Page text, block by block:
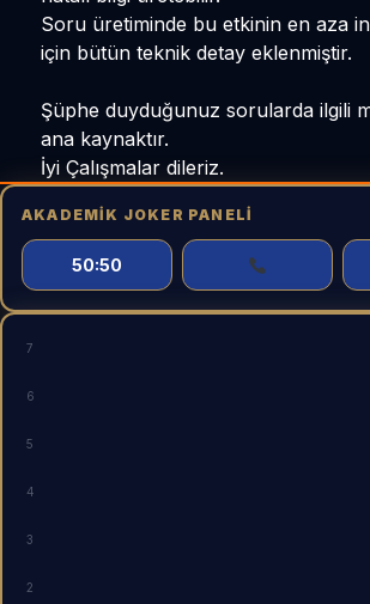
Soru üretiminde bu etkinin en aza
için bütün teknik detay eklenmiştir.
Şüphe duyduğunuz sorularda ilgili
ana kaynaktır.
İyi Çalışmalar dileriz.
AKADEMIK JOKER PANELI
50:50
2
3
4
5
6
7